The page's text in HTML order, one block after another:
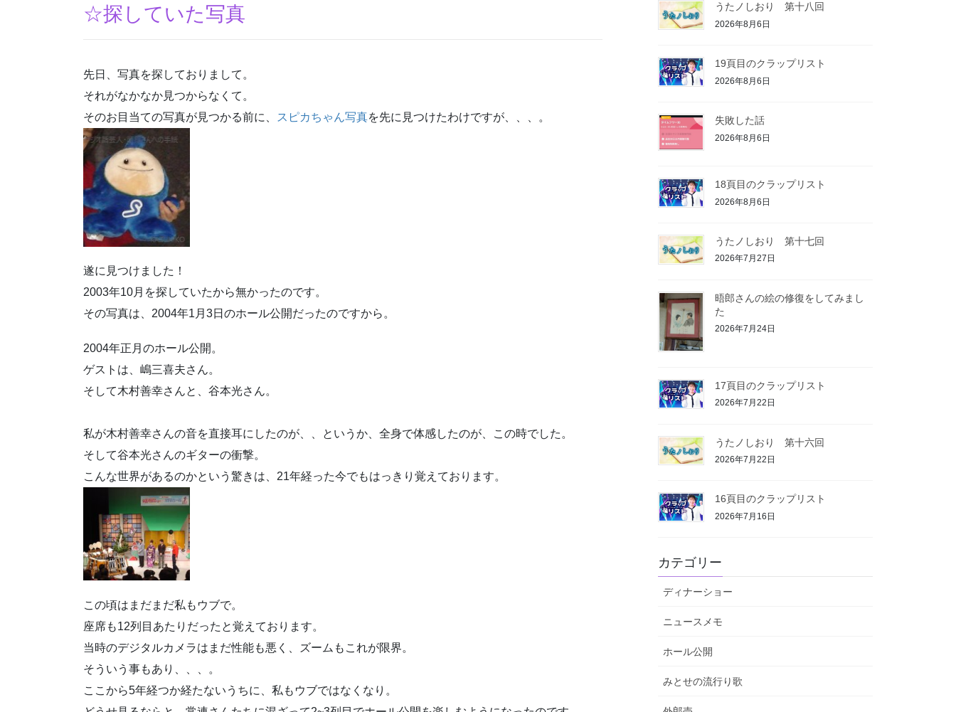
☆探していた写真
先日、写真を探しておりまして。
それがなかなか見つからなくて。
そのお目当ての写真が見つかる前に、
スピカちゃん写真を先に見つけたわけですが、、、。
遂に見つけました！
2003年10月を探していたから無かったのです。
その写真は、2004年1月3日のホール公開だったのですから。
2004年正月のホール公開。
ゲストは、嶋三喜夫さん。
そして木村善幸さんと、谷本光さん。
私が木村善幸さんの音を直接耳にしたのが、、というか、全身で体感したのが、この時でした。
そして谷本光さんのギターの衝撃。
こんな世界があるのかという驚きは、21年経った今でもはっきり覚えております。
この頃はまだまだ私もウブで。
座席も12列目あたりだったと覚えております。
当時のデジタルカメラはまだ性能も悪く、ズームもこれが限界。
そういう事もあり、、、。
ここから5年経つか経たないうちに、私もウブではなくなり。
うたノしおり 第十八回
2026年8月6日
19頁目のクラップリスト
2026年8月6日
失敗した話
2026年8月6日
18頁目のクラップリスト
2026年8月6日
うたノしおり 第十七回
2026年7月27日
晤郎さんの絵の修復をしてみまし
た
2026年7月24日
17頁目のクラップリスト
2026年7月22日
うたノしおり 第十六回
2026年7月22日
16頁目のクラップリスト
2026年7月16日
カテゴリー
ディナーショー
ニュースメモ
ホール公開
みとせの流行り歌